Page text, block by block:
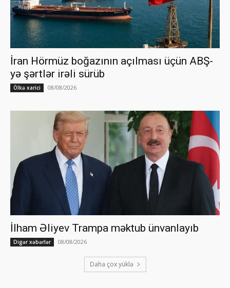
İran Hörmüz boğazının açılması üçün ABŞ-
yə şərtlər irəli sürüb
Ölkə xarici 08/08/2026
İlham Əliyev Trampa məktub ünvanlayıb
Digər xəbərlər 08/08/2026
Daha çox yüklə